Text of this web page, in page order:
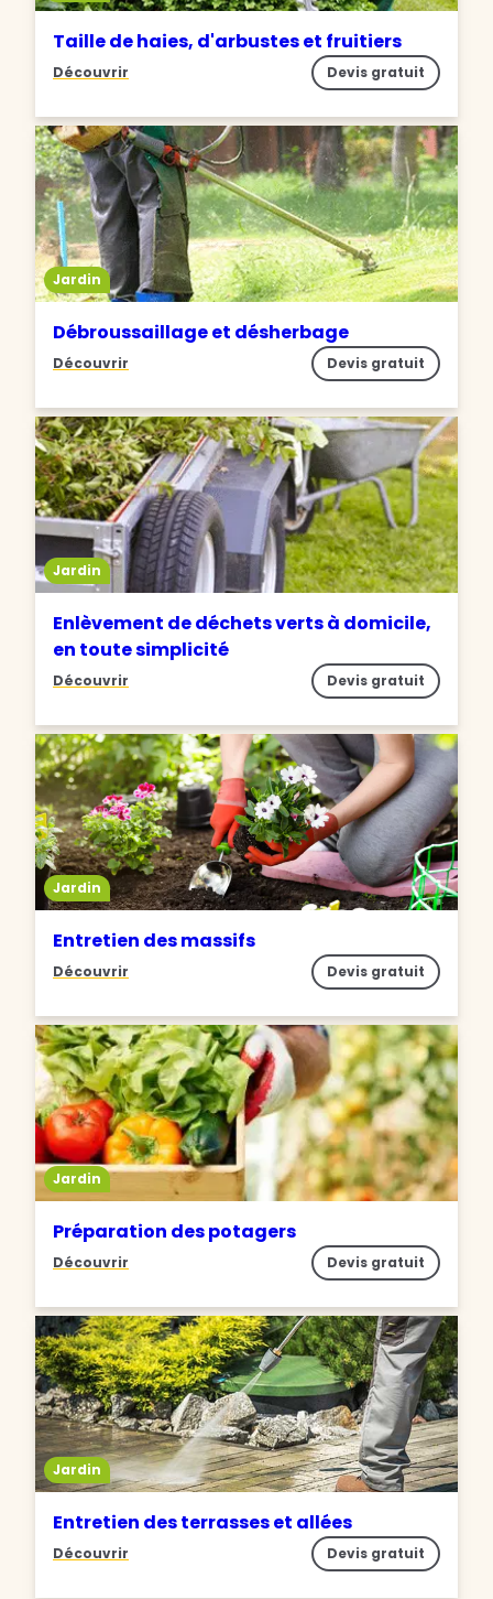
Taille de haies, d'arbustes et fruitiers
Découvrir Devis gratuit
Jardin
Débroussaillage et désherbage
Découvrir Devis gratuit
Jardin
Enlèvement de déchets verts à domicile,
en toute simplicité
Découvrir Devis gratuit
Jardin
Entretien des massifs
Découvrir Devis gratuit
Jardin
Préparation des potagers
Découvrir Devis gratuit
Jardin
Entretien des terrasses et allées
Découvrir Devis gratuit